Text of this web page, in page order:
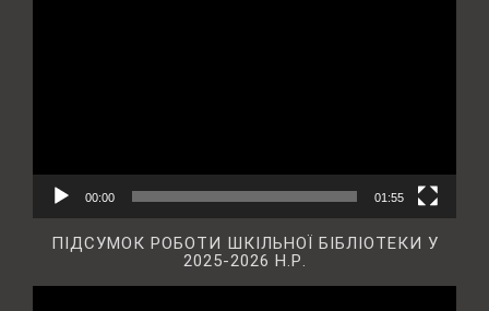
00:00 01:55
ПІДСУМОК РОБОТИ ШКІЛЬНОЇ БІБЛІОТЕКИ У
2025-2026 Н.Р.